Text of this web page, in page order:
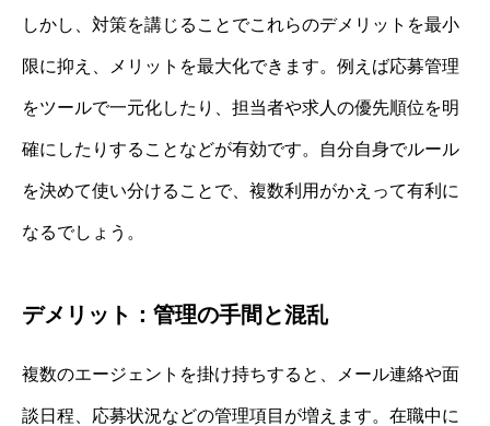
しかし、対策を講じることでこれらのデメリットを最小
限に抑え、メリットを最大化できます。例えば応募管理
をツールで一元化したり、担当者や求人の優先順位を明
確にしたりすることなどが有効です。自分自身でルール
を決めて使い分けることで、複数利用がかえって有利に
なるでしょう。
デメリット：管理の手間と混乱
複数のエージェントを掛け持ちすると、メール連絡や面
談日程、応募状況などの管理項目が増えます。在職中に